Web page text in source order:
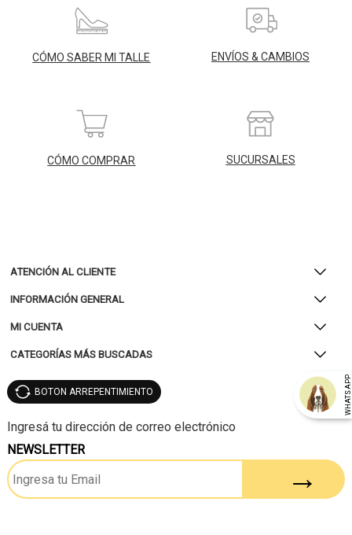
CÓMO SABER MI TALLE ENVÍOS & CAMBIOS
CÓMO COMPRAR SUCURSALES
ATENCIÓN AL CLIENTE
INFORMACIÓN GENERAL
MI CUENTA
CATEGORÍAS MÁS BUSCADAS
WHATSAPP
BOTON ARREPENTIMIENTO
NEWSLETTER